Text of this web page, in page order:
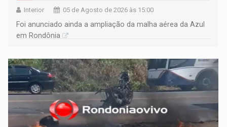
Interior 05 de Agosto de 2026 às 15:00
Foi anunciado ainda a ampliação da malha aérea da Azul
em Rondônia